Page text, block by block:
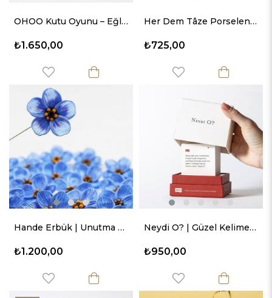
OHOO Kutu Oyunu – Eğlence Garantili Anlar
₺1.650,00
Her Dem Tâze Porselen Kupa
₺725,00
Hande Erbük | Unutma Beni Çiçeği Yaka İğnesi
₺1.200,00
Neydi O? | Güzel Kelimeleri Hatırlama Oyunu
₺950,00